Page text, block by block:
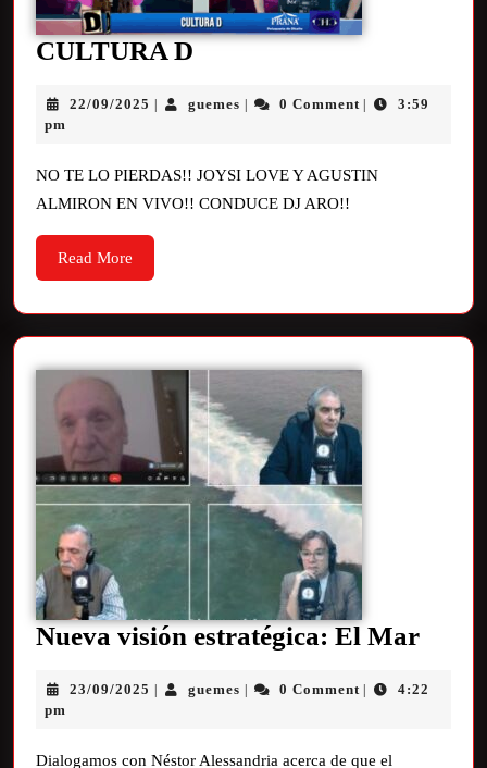
CULTURA D
22/09/2025 guemes 0 Comment
3:59
pm
NO TE LO PIERDAS!! JOYSI LOVE Y AGUSTIN
ALMIRON EN VIVO!! CONDUCE DJ ARO!!
Read More
Nueva visión estratégica: El Mar
23/09/2025 guemes 0 Comment
4:22
pm
Dialogamos con Néstor Alessandria acerca de que el